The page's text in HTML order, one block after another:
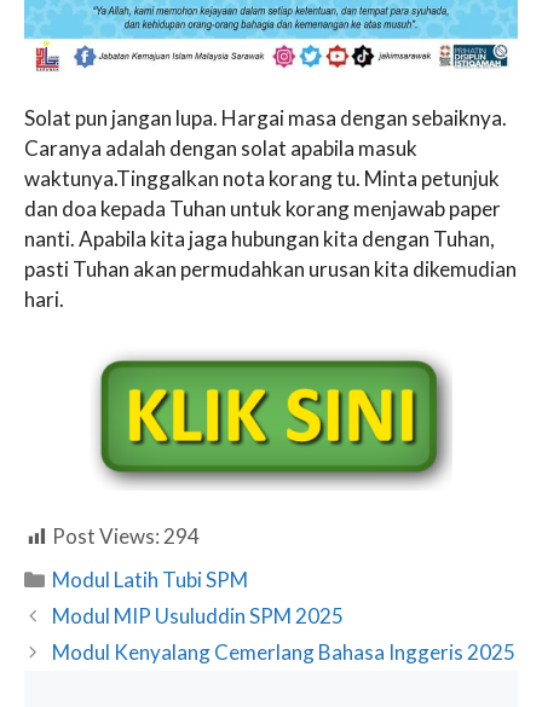
Solat pun jangan lupa. Hargai masa dengan sebaiknya.
Caranya adalah dengan solat apabila masuk
waktunya.Tinggalkan nota korang tu. Minta petunjuk
dan doa kepada Tuhan untuk korang menjawab paper
nanti. Apabila kita jaga hubungan kita dengan Tuhan,
pasti Tuhan akan permudahkan urusan kita dikemudian
hari.
Post Views:294
Categories
Modul Latih Tubi SPM
Modul MIP Usuluddin SPM 2025
Modul Kenyalang Cemerlang Bahasa Inggeris 2025